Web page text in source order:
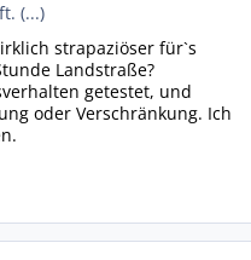
(...)
strapaziöser für`s
Landstraße?
getestet, und
oder Verschränkung. Ich